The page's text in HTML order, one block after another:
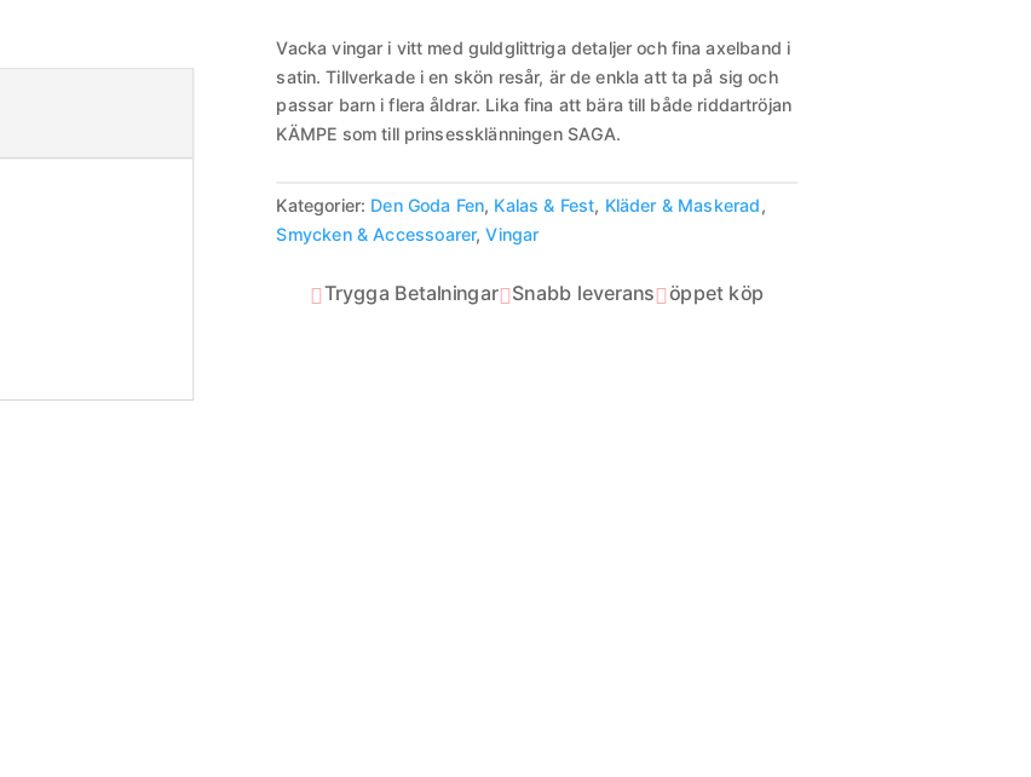
Vacka vingar i vitt med guldglittriga detaljer och fina axelband i
satin. Tillverkade i en skön resår, är de enkla att ta på sig och
passar barn i flera åldrar. Lika fina att bära till både riddartröjan
KÄMPE som till prinsessklänningen SAGA.
Kategorier: Den Goda Fen Kalas & Fest Kläder & Maskerad
Smycken & Accessoarer,Vingar
Trygga BetalningarSnabb leveransöppet köp